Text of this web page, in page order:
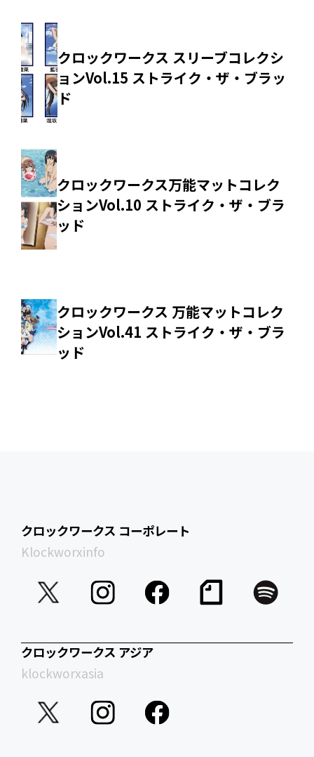
クロックワークス スリーブコレクシ
ョンVol.15 ストライク・ザ・ブラッ
ド
クロックワークス万能マットコレク
ションVol.10 ストライク・ザ・ブラ
ッド
クロックワークス 万能マットコレク
ションVol.41 ストライク・ザ・ブラ
ッド
クロックワークス コーポレート
Klockworxinfo
クロックワークス アジア
klockworxasia